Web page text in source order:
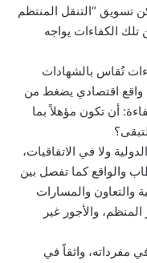
تسويق “التنقل المنتظم
الكفاءات يواجه
تُقاس بالشهادات
واقع اقتصادي يضغط من
أن تكون مؤهلاً بما
ولا في الاتفاقيات،
والواقع كما تفصل بين
والتعاون والمسارات
والأجور غير
مفرداته، واثقاً في